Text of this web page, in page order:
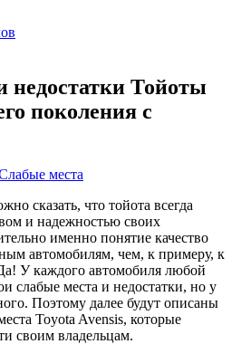
недостатки Тойоты
поколения с
места
сказать, что тойота всегда
и надежностью своих
именно понятие качество
автомобилям, чем, к примеру, к
У каждого автомобиля любой
слабые места и недостатки, но у
Поэтому далее будут описаны
Toyota Avensis, которые
своим владельцам.